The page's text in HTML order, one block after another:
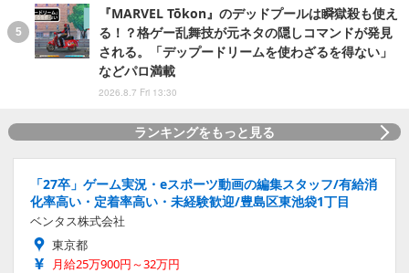
『MARVEL Tōkon』のデッドプールは瞬獄殺も使え
る！？格ゲー乱舞技が元ネタの隠しコマンドが発見
される。「デップードリームを使わざるを得ない」
などパロ満載
2026.8.7 Fri 13:30
ランキングをもっと見る
「27卒」ゲーム実況・eスポーツ動画の編集スタッフ/有給消
化率高い・定着率高い・未経験歓迎/豊島区東池袋1丁目
ベンタス株式会社
東京都
月給25万900円～32万円